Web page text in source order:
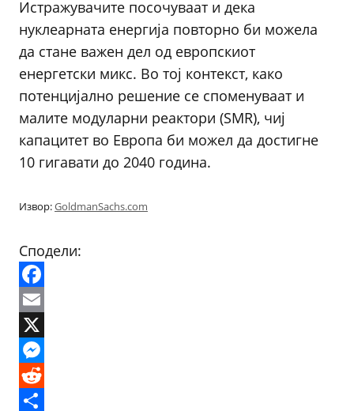
Истражувачите посочуваат и дека
нуклеарната енергија повторно би можела
да стане важен дел од европскиот
енергетски микс. Во тој контекст, како
потенцијално решение се споменуваат и
малите модуларни реактори (SMR), чиј
капацитет во Европа би можел да достигне
10 гигавати до 2040 година.
Извор:GoldmanSachs.com
Сподели:
Facebook
Email
X
Messenger
Reddit